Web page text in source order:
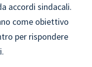
accordi sindacali.
come obiettivo
per rispondere